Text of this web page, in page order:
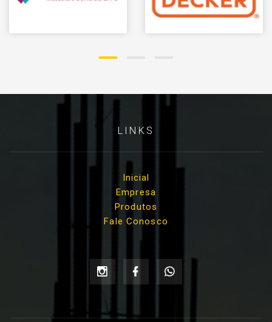
LINKS
Inicial
Empresa
Produtos
Fale Conosco